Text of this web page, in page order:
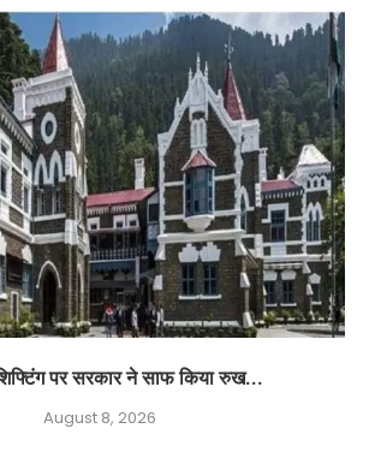
शिफ्टिंग पर सरकार ने साफ किया रुख...
August 8, 2026